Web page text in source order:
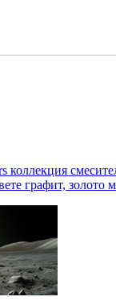
коллекция
графит, золото